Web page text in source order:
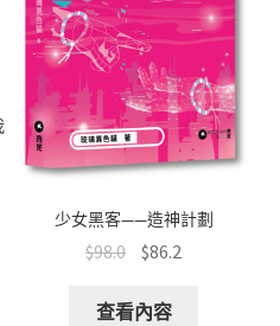
少女黑客——造神計劃
$98.0 $86.2
查看內容